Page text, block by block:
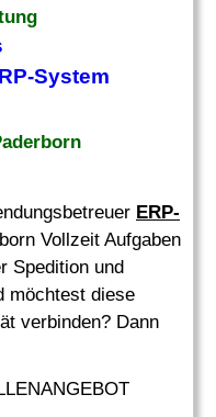
System
ERP-
Vollzeit Aufgaben
Spedition und
möchtest diese
verbinden? Dann